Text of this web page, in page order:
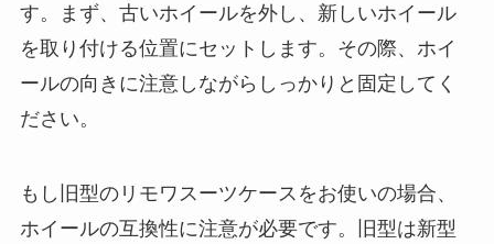
す。まず、古いホイールを外し、新しいホイール
を取り付ける位置にセットします。その際、ホイ
ールの向きに注意しながらしっかりと固定してく
ださい。
もし旧型のリモワスーツケースをお使いの場合、
ホイールの互換性に注意が必要です。旧型は新型